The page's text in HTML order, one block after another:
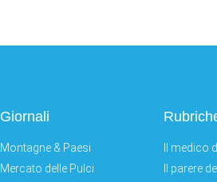
Giornali
Montagne & Paesi
Mercato delle Pulci
Il medico
Il parere